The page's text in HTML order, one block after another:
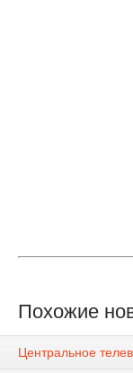
Похожие
Центральное